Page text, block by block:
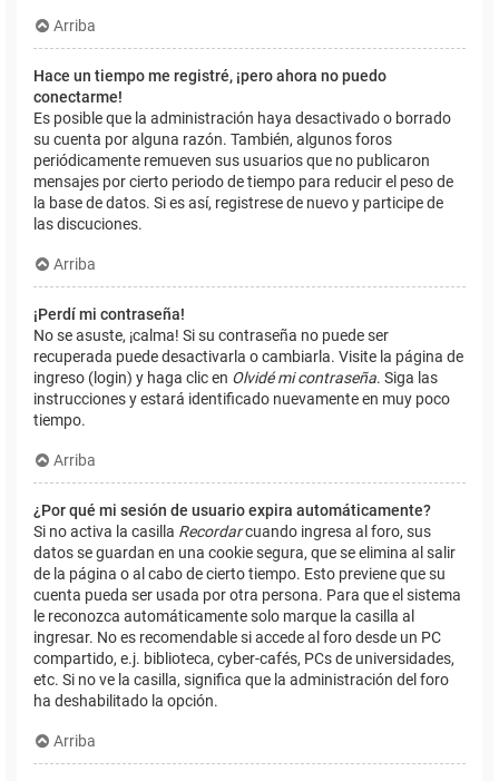
Arriba
Hace un tiempo me registré, ¡pero ahora no puedo
conectarme!
Es posible que la administración haya desactivado o borrado
su cuenta por alguna razón. También, algunos foros
periódicamente remueven sus usuarios que no publicaron
mensajes por cierto periodo de tiempo para reducir el peso de
la base de datos. Si es así, registrese de nuevo y participe de
las discuciones.
Arriba
¡Perdí mi contraseña!
No se asuste, ¡calma! Si su contraseña no puede ser
recuperada puede desactivarla o cambiarla. Visite la página de
ingreso (login) y haga clic en Olvidé mi contraseña. Siga las
instrucciones y estará identificado nuevamente en muy poco
tiempo.
Arriba
¿Por qué mi sesión de usuario expira automáticamente?
Si no activa la casilla Recordarcuando ingresa al foro, sus
datos se guardan en una cookie segura, que se elimina al salir
de la página o al cabo de cierto tiempo. Esto previene que su
cuenta pueda ser usada por otra persona. Para que el sistema
le reconozca automáticamente solo marque la casilla al
ingresar. No es recomendable si accede al foro desde un PC
compartido, e.j. biblioteca, cyber-cafés, PCs de universidades,
etc. Si no ve la casilla, significa que la administración del foro
ha deshabilitado la opción.
Arriba